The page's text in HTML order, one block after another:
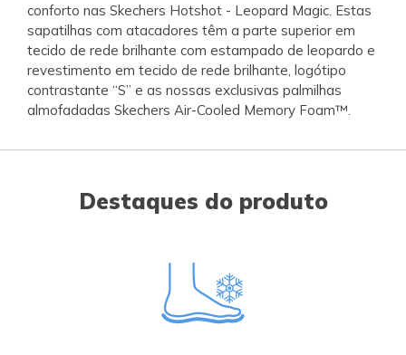
conforto nas Skechers Hotshot - Leopard Magic. Estas
sapatilhas com atacadores têm a parte superior em
tecido de rede brilhante com estampado de leopardo e
revestimento em tecido de rede brilhante, logótipo
contrastante “S” e as nossas exclusivas palmilhas
almofadadas Skechers Air-Cooled Memory Foam™.
Destaques do produto